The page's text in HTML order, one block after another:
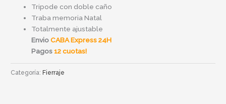
Tripode con doble caño
Traba memoria Natal
Totalmente ajustable
EnvioCABA Express 24H
Pagos12 cuotas!
Categoría:Fierraje